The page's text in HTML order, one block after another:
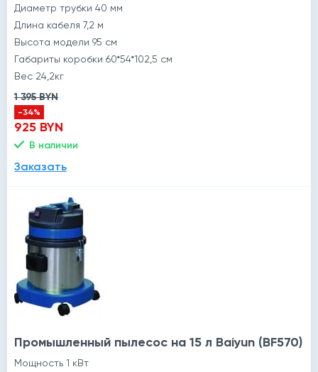
Диаметр трубки 40 мм
Длина кабеля 7,2 м
Высота модели 95 см
Габариты коробки 60*54*102,5 см
Вес 24,2кг
1 395 BYN
-34%
925 BYN
В наличии
Заказать
Промышленный пылесос на 15 л Baiyun (BF570)
Мощность 1 кВт